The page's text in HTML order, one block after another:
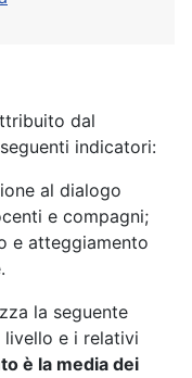
dal
indicatori:
al dialogo
e compagni;
e atteggiamento
la seguente
e i relativi
è la media dei